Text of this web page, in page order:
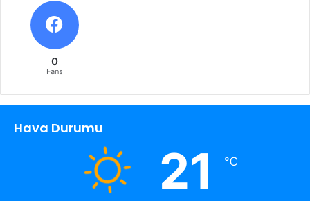
0
Fans
Hava Durumu
21 ℃